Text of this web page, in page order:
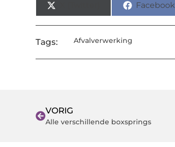
Facebook
Tags: Afvalverwerking
VORIG
Alle verschillende boxsprings